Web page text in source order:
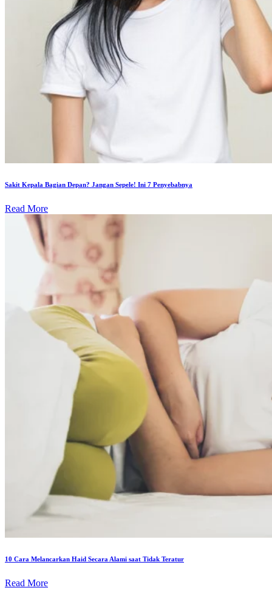
Sakit Kepala Bagian Depan? Jangan Sepele! Ini 7 Penyebabnya
Read More
10 Cara Melancarkan Haid Secara Alami saat Tidak Teratur
Read More